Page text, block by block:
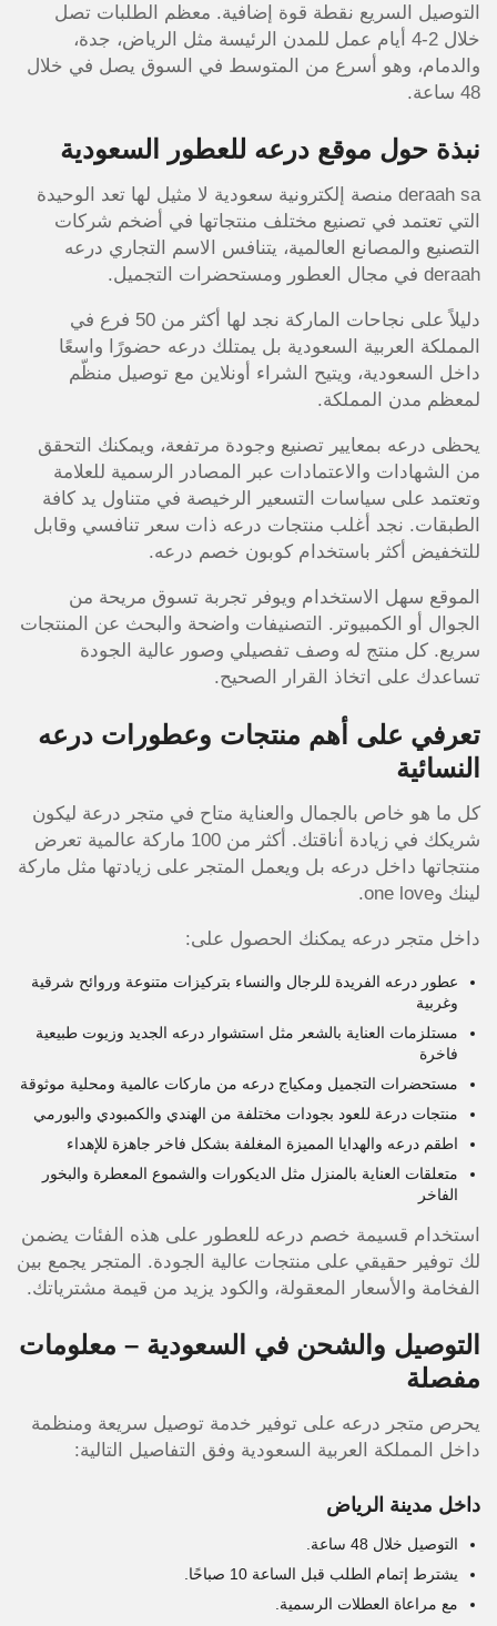
التوصيل السريع نقطة قوة إضافية. معظم الطلبات تصل
خلال 2-4 أيام عمل للمدن الرئيسة مثل الرياض، جدة،
والدمام، وهو أسرع من المتوسط في السوق يصل في خلال
48 ساعة.
نبذة حول موقع درعه للعطور السعودية
deraah sa منصة إلكترونية سعودية لا مثيل لها تعد الوحيدة
التي تعتمد في تصنيع مختلف منتجاتها في أضخم شركات
التصنيع والمصانع العالمية، يتنافس الاسم التجاري درعه
deraah في مجال العطور ومستحضرات التجميل.
دليلاً على نجاحات الماركة نجد لها أكثر من 50 فرع في
المملكة العربية السعودية بل يمتلك درعه حضورًا واسعًا
داخل السعودية، ويتيح الشراء أونلاين مع توصيل منظّم
لمعظم مدن المملكة.
يحظى درعه بمعايير تصنيع وجودة مرتفعة، ويمكنك التحقق
من الشهادات والاعتمادات عبر المصادر الرسمية للعلامة
وتعتمد على سياسات التسعير الرخيصة في متناول يد كافة
الطبقات. نجد أغلب منتجات درعه ذات سعر تنافسي وقابل
للتخفيض أكثر باستخدام كوبون خصم درعه.
الموقع سهل الاستخدام ويوفر تجربة تسوق مريحة من
الجوال أو الكمبيوتر. التصنيفات واضحة والبحث عن المنتجات
سريع. كل منتج له وصف تفصيلي وصور عالية الجودة
تساعدك على اتخاذ القرار الصحيح.
تعرفي على أهم منتجات وعطورات درعه
النسائية
كل ما هو خاص بالجمال والعناية متاح في متجر درعة ليكون
شريكك في زيادة أناقتك. أكثر من 100 ماركة عالمية تعرض
منتجاتها داخل درعه بل ويعمل المتجر على زيادتها مثل ماركة
لينك وone love.
داخل متجر درعه يمكنك الحصول على:
عطور درعه الفريدة للرجال والنساء بتركيزات متنوعة وروائح شرقية
وغربية
مستلزمات العناية بالشعر مثل استشوار درعه الجديد وزيوت طبيعية
فاخرة
مستحضرات التجميل ومكياج درعه من ماركات عالمية ومحلية موثوقة
منتجات درعة للعود بجودات مختلفة من الهندي والكمبودي والبورمي
اطقم درعه والهدايا المميزة المغلفة بشكل فاخر جاهزة للإهداء
متعلقات العناية بالمنزل مثل الديكورات والشموع المعطرة والبخور
الفاخر
استخدام قسيمة خصم درعه للعطور على هذه الفئات يضمن
لك توفير حقيقي على منتجات عالية الجودة. المتجر يجمع بين
الفخامة والأسعار المعقولة، والكود يزيد من قيمة مشترياتك.
التوصيل والشحن في السعودية – معلومات
مفصلة
يحرص متجر درعه على توفير خدمة توصيل سريعة ومنظمة
داخل المملكة العربية السعودية وفق التفاصيل التالية:
داخل مدينة الرياض
التوصيل خلال 48 ساعة.
يشترط إتمام الطلب قبل الساعة 10 صباحًا.
مع مراعاة العطلات الرسمية.